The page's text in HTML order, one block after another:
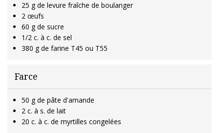
25 g de levure fraîche de boulanger
2 œufs
60 g de sucre
1/2 c. à c. de sel
380 g de farine T45 ou T55
Farce
50 g de pâte d'amande
2 c. à s. de lait
20 c. à c. de myrtilles congelées